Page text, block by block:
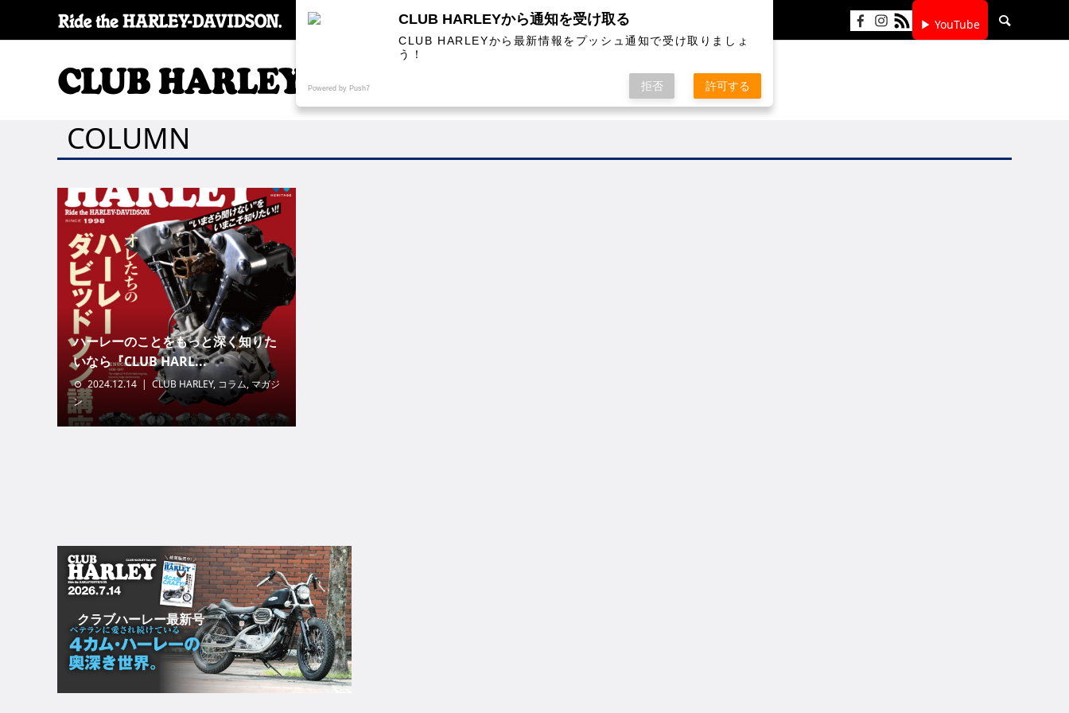
▶ YouTube
SPECIALCOLUMN
COLUMN
ハーレーのことをもっと深く知りた
いなら『CLUB HARL...
2024.12.14 CLUB HARLEY, コラム,マガジ
ン
クラブハーレー最新号
CLUB HARLEYから通知を受け取る
CLUB HARLEYから最新情報をプッシュ通知で受け取りましょ
う！
Powered by Push7 拒否 許可する